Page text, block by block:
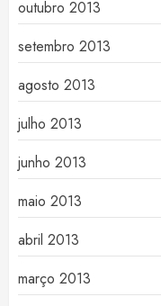
outubro 2013
setembro 2013
agosto 2013
julho 2013
junho 2013
maio 2013
abril 2013
março 2013